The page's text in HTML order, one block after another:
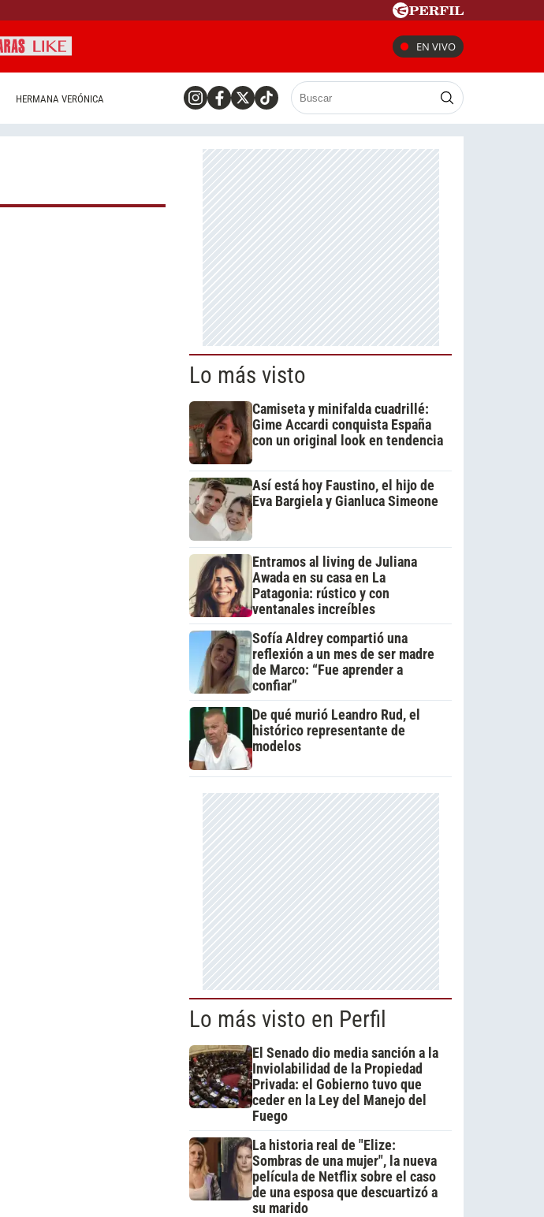
EN VIVO
HERMANA VERÓNICA
Lo más visto
Camiseta y minifalda cuadrillé:
Gime Accardi conquista España
con un original look en tendencia
Así está hoy Faustino, el hijo de
Eva Bargiela y Gianluca Simeone
Entramos al living de Juliana
Awada en su casa en La
Patagonia: rústico y con
ventanales increíbles
Sofía Aldrey compartió una
reflexión a un mes de ser madre
de Marco: “Fue aprender a
confiar”
De qué murió Leandro Rud, el
histórico representante de
modelos
Lo más visto en Perfil
El Senado dio media sanción a la
Inviolabilidad de la Propiedad
Privada: el Gobierno tuvo que
ceder en la Ley del Manejo del
Fuego
La historia real de "Elize:
Sombras de una mujer", la nueva
película de Netflix sobre el caso
de una esposa que descuartizó a
su marido